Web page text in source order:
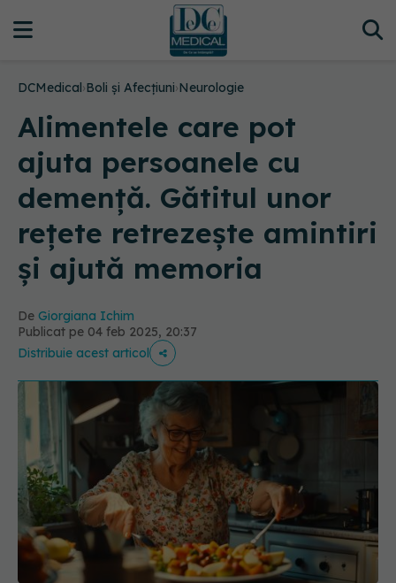
DCMedical›Boli și Afecțiuni›Neurologie
Alimentele care pot
ajuta persoanele cu
demență. Gătitul unor
rețete retrezește amintiri
și ajută memoria
De Giorgiana Ichim
Publicat pe 04 feb 2025, 20:37
Distribuie acest articol